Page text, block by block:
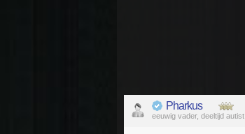
Pharkus
eeuwig vader, deeltijd autist